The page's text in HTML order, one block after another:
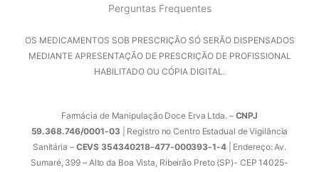
Perguntas Frequentes
OS MEDICAMENTOS SOB PRESCRIÇÃO SÓ SERÃO DISPENSADOS
MEDIANTE APRESENTAÇÃO DE PRESCRIÇÃO DE PROFISSIONAL
HABILITADO OU CÓPIA DIGITAL.
Farmácia de Manipulação Doce Erva Ltda. – CNPJ
59.368.746/0001-03| Registro no Centro Estadual de Vigilância
Sanitária –CEVS 354340218-477-000393-1-4| Endereço: Av.
Sumaré, 399 – Alto da Boa Vista, Ribeirão Preto (SP)- CEP 14025-